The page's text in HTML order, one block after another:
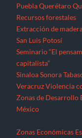
Puebla Querétaro
Recursos forestales
Extracción de
San Luis Potosí
Seminario “El
capitalista”
Sinaloa Sonora
Veracruz Violencia
Zonas de Desarrollo
México
Zonas Económicas